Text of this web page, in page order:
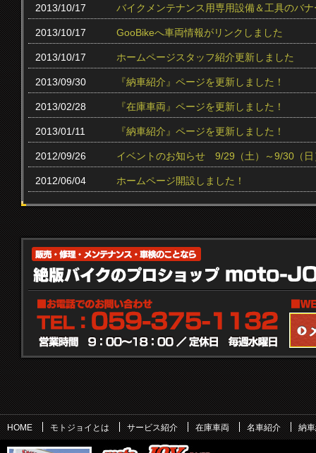
2013/10/17 バイクメンテナンス用専用設備＆工具のバ
2013/10/17 GooBikeへ車両情報がリンクしました
2013/10/17 ホームページスタッフ紹介更新しました
2013/09/30 『納車紹介』ページを更新しました！
2013/02/28 『在庫車両』ページを更新しました！
2013/01/11 『納車紹介』ページを更新しました！
2012/09/26 イベントのお知らせ 9/29（土）～9/30（日
2012/06/04 ホームページ開設しました！
HOME モトジョイとは サービス紹介 在庫車両 名車紹介 納